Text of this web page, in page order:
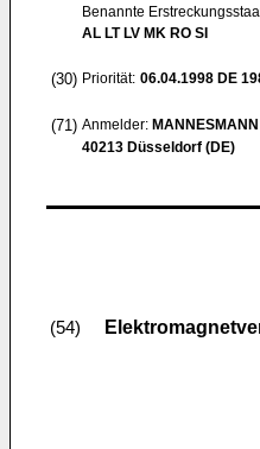
Benannte
AL LT LV MK RO SI
(30) Priorität: 06.04.1998 DE
(71) Anmelder:
40213 Düsseldorf (DE)
(54)